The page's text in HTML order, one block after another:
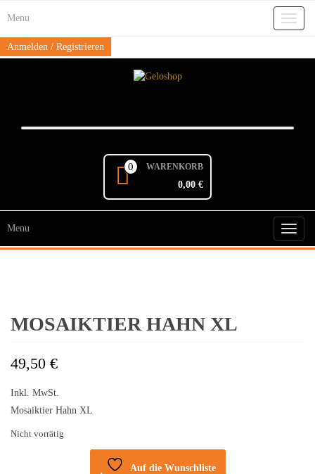
content
Toggle
Menu
Anmelden / Registrieren
0 WARENKORB
0,00 €
Toggle
Menu
MOSAIKTIER HAHN XL
49,50 €
Inkl. MwSt.
Mosaiktier Hahn XL
Nicht vorrätig
Auf die Wunschliste